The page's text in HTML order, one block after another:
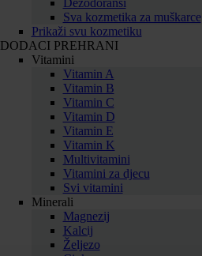
Dezodoransi
Sva kozmetika za muškarce
Prikaži svu kozmetiku
DODACI PREHRANI
Vitamini
Vitamin A
Vitamin B
Vitamin C
Vitamin D
Vitamin E
Vitamin K
Multivitamini
Vitamini za djecu
Svi vitamini
Minerali
Magnezij
Kalcij
Željezo